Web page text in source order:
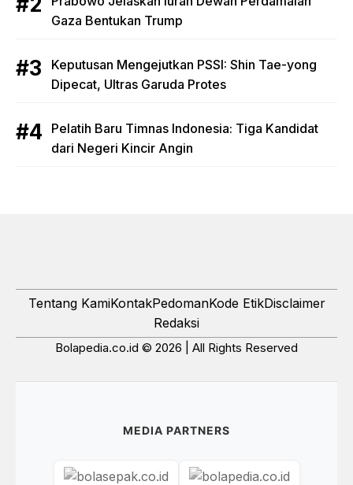
Gaza Bentukan Trump
Keputusan Mengejutkan PSSI: Shin Tae-yong
Dipecat, Ultras Garuda Protes
Pelatih Baru Timnas Indonesia: Tiga Kandidat
dari Negeri Kincir Angin
Tentang KamiKontakPedomanKode EtikDisclaimer
Redaksi
Bolapedia.co.id © 2026 | All Rights Reserved
MEDIA PARTNERS